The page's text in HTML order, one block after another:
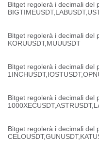
Bitget regolerà i decimali del
Bitget regolerà i decimali del
KORUUSDT,MUUUSDT
Bitget regolerà i decimali del
Bitget regolerà i decimali del
Bitget regolerà i decimali del